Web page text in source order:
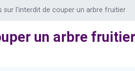
sur l'interdit de couper un arbre fruitier
un arbre fruitier